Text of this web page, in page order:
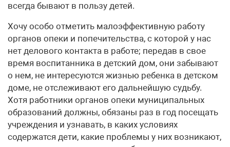
всегда бывают в пользу детей.
Хочу особо отметить малоэффективную работу
органов опеки и попечительства, с которой у нас
нет делового контакта в работе; передав в свое
время воспитанника в детский дом, они забывают
о нем, не интересуются жизнью ребенка в детском
доме, не отслеживают его дальнейшую судьбу.
Хотя работники органов опеки муниципальных
образований должны, обязаны раз в год посещать
учреждения и узнавать, в каких условиях
содержатся дети, какие проблемы у них возникают,